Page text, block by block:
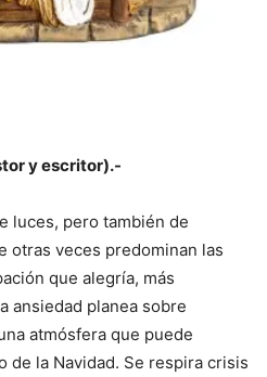
y escritor).-
luces, pero también de
otras veces predominan las
que alegría, más
ansiedad planea sobre
atmósfera que puede
la Navidad. Se respira crisis